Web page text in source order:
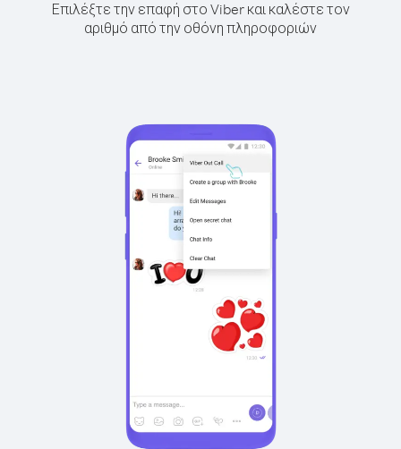
Επιλέξτε την επαφή στο Viber και καλέστε τον
αριθμό από την οθόνη πληροφοριών